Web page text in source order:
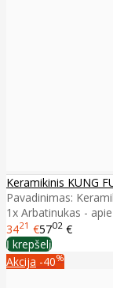
Keramikinis KUNG
Pavadinimas:
1x Arbatinukas -
3421 €5702 €
Į krepšelį
Akcija -40%